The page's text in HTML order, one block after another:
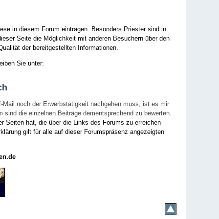
in diesem Forum eintragen. Besonders Priester sind in
Seite die Möglichkeit mit anderen Besuchern über den
der bereitgestellten Informationen.
Sie unter:
noch der Erwerbstätigkeit nachgehen muss, ist es mir
die einzelnen Beiträge dementsprechend zu bewerten.
Seiten hat, die über die Links des Forums zu erreichen
gilt für alle auf dieser Forumspräsenz angezeigten